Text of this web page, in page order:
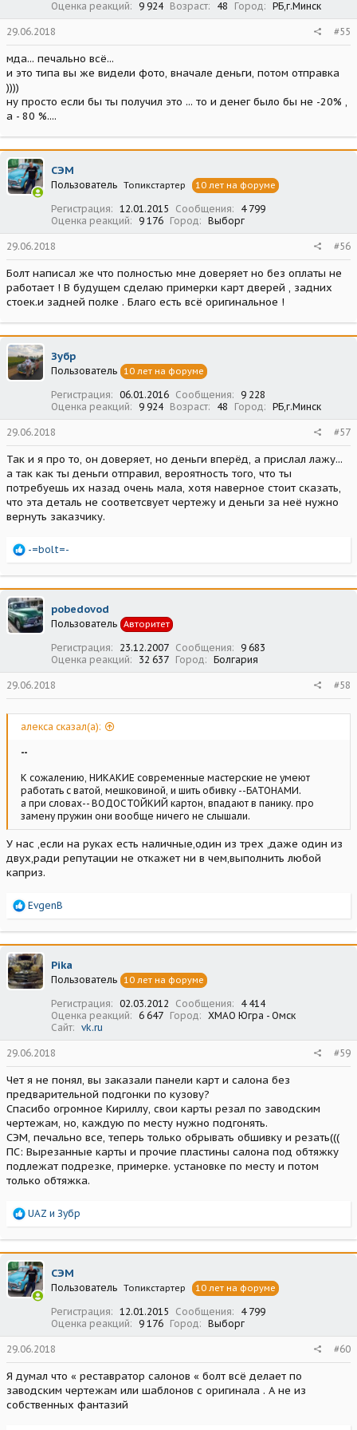
Оценка реакций 9 924 Возраст 48 Город РБ,г.Минск
29.06.2018 #55
мда... печально всё...
и это типа вы же видели фото, вначале деньги, потом отправка
))))
ну просто если бы ты получил это ... то и денег было бы не -20% ,
а - 80 %....
СЭМ
Пользователь Топикстартер 10 лет на форуме
Регистрация 12.01.2015 Сообщения
4 799
Оценка реакций
9 176 Город Выборг
29.06.2018 #56
Болт написал же что полностью мне доверяет но без оплаты не
работает ! В будущем сделаю примерки карт дверей , задних
стоек.и задней полке . Благо есть всё оригинальное !
Зубр
Пользователь 10 лет на форуме
Регистрация 06.01.2016 Сообщения
9 228
Оценка реакций
9 924 Возраст 48 Город РБ,г.Минск
29.06.2018 #57
Так и я про то, он доверяет, но деньги вперёд, а прислал лажу...
а так как ты деньги отправил, вероятность того, что ты
потребуешь их назад очень мала, хотя наверное стоит сказать,
что эта деталь не соответсвует чертежу и деньги за неё нужно
вернуть заказчику.
Р
а
к
ц
и
и
-=bolt=-
pobedovod
Пользователь Авторитет
Регистрация 23.12.2007 Сообщения
9 683
Оценка реакций
32 637 Город Болгария
29.06.2018 #58
алекса сказал(а):
--
К сожалению, НИКАКИЕ современные мастерские не умеют
работать с ватой, мешковиной, и шить обивку --БАТОНАМИ.
а при словах-- ВОДОСТОЙКИЙ картон, впадают в панику. про
замену пружин они вообще ничего не слышали.
У нас ,если на руках есть наличные,один из трех ,даже один из
двух,ради репутации не откажет ни в чем,выполнить любой
каприз.
Р
а
к
ц
и
и
EvgenB
Pika
Пользователь 10 лет на форуме
Регистрация 02.03.2012 Сообщения
4 414
Оценка реакций
6 647 Город
ХМАО Югра - Омск
Сайт
vk.ru
29.06.2018 #59
Чет я не понял, вы заказали панели карт и салона без
предварительной подгонки по кузову?
Спасибо огромное Кириллу, свои карты резал по заводским
чертежам, но, каждую по месту нужно подгонять.
СЭМ, печально все, теперь только обрывать обшивку и резать(((
ПС: Вырезанные карты и прочие пластины салона под обтяжку
подлежат подрезке, примерке. установке по месту и потом
только обтяжка.
Р
а
к
ц
и
и
UAZ и Зубр
СЭМ
Пользователь Топикстартер 10 лет на форуме
Регистрация 12.01.2015 Сообщения
4 799
Оценка реакций
9 176 Город Выборг
29.06.2018 #60
Я думал что « реставратор салонов « болт всё делает по
заводским чертежам или шаблонов с оригинала . А не из
собственных фантазий